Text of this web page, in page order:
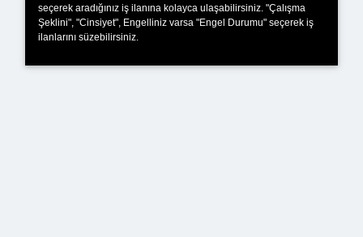
seçerek aradığınız iş ilanına kolayca ulaşabilirsiniz. "Çalışma
Şeklini", "Cinsiyet", Engelliniz varsa "Engel Durumu" seçerek iş
ilanlarını süzebilirsiniz.